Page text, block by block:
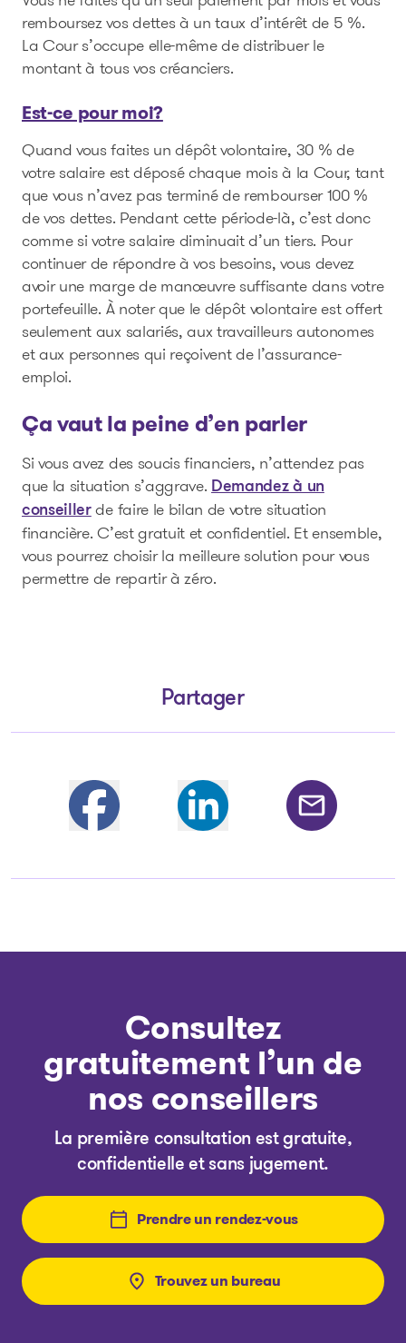
remboursez vos dettes à un taux d’intérêt de 5 %.
La Cour s’occupe elle-même de distribuer le
montant à tous vos créanciers.
Est-ce pour moi?
Quand vous faites un dépôt volontaire, 30 % de
votre salaire est déposé chaque mois à la Cour, tant
que vous n’avez pas terminé de rembourser 100 %
de vos dettes. Pendant cette période-là, c’est donc
comme si votre salaire diminuait d’un tiers. Pour
continuer de répondre à vos besoins, vous devez
avoir une marge de manœuvre suffisante dans votre
portefeuille. À noter que le dépôt volontaire est offert
seulement aux salariés, aux travailleurs autonomes
et aux personnes qui reçoivent de l’assurance-
emploi.
Ça vaut la peine d’en parler
Si vous avez des soucis financiers, n’attendez pas
que la situation s’aggrave. Demandez à un
conseillerde faire le bilan de votre situation
financière. C’est gratuit et confidentiel. Et ensemble,
vous pourrez choisir la meilleure solution pour vous
permettre de repartir à zéro.
Partager
Consultez
gratuitement l’un de
nos conseillers
La première consultation est gratuite,
confidentielle et sans jugement.
Prendre un rendez-vous
Trouvez un bureau